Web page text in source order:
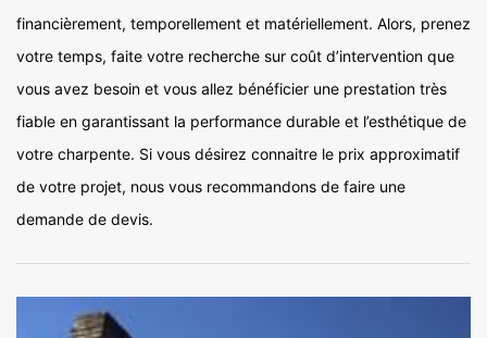
financièrement, temporellement et matériellement. Alors, prenez
votre temps, faite votre recherche sur coût d’intervention que
vous avez besoin et vous allez bénéficier une prestation très
fiable en garantissant la performance durable et l’esthétique de
votre charpente. Si vous désirez connaitre le prix approximatif
de votre projet, nous vous recommandons de faire une
demande de devis.